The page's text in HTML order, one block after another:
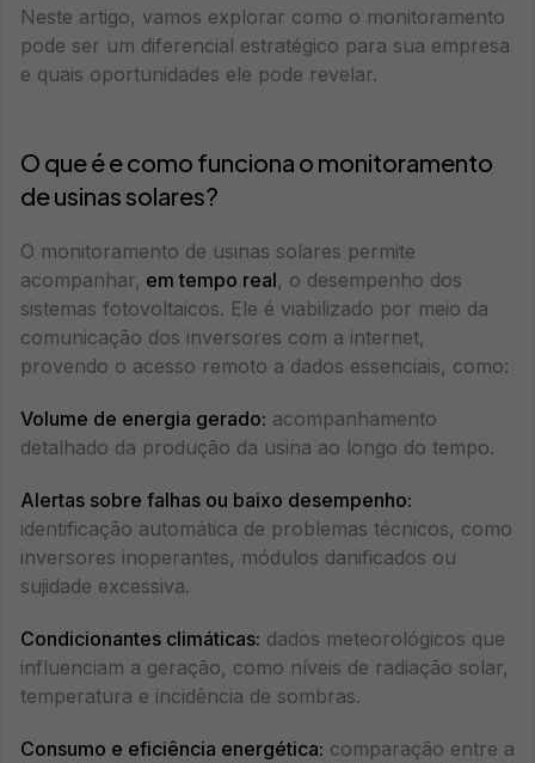
Neste artigo, vamos explorar como o monitoramento
pode ser um diferencial estratégico para sua empresa
e quais oportunidades ele pode revelar.
O que é e como funciona o monitoramento
de usinas solares?
O monitoramento de usinas solares permite
acompanhar, em tempo real, o desempenho dos
sistemas fotovoltaicos. Ele é viabilizado por meio da
comunicação dos inversores com a internet,
provendo o acesso remoto a dados essenciais, como:
Volume de energia gerado: acompanhamento
detalhado da produção da usina ao longo do tempo.
Alertas sobre falhas ou baixo desempenho:
identificação automática de problemas técnicos, como
inversores inoperantes, módulos danificados ou
sujidade excessiva.
Condicionantes climáticas: dados meteorológicos que
influenciam a geração, como níveis de radiação solar,
temperatura e incidência de sombras.
Consumo e eficiência energética: comparação entre a